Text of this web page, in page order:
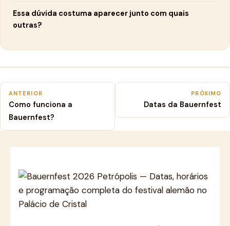
Essa dúvida costuma aparecer junto com quais
outras?
ANTERIOR
Como funciona a
Bauernfest?
PRÓXIMO
Datas da Bauernfest